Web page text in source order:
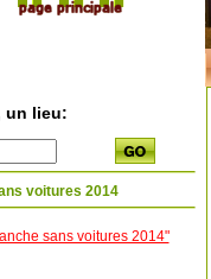
un lieu:
voitures 2014
sans voitures 2014"